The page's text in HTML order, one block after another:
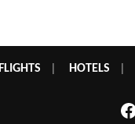
FLIGHTS HOTELS